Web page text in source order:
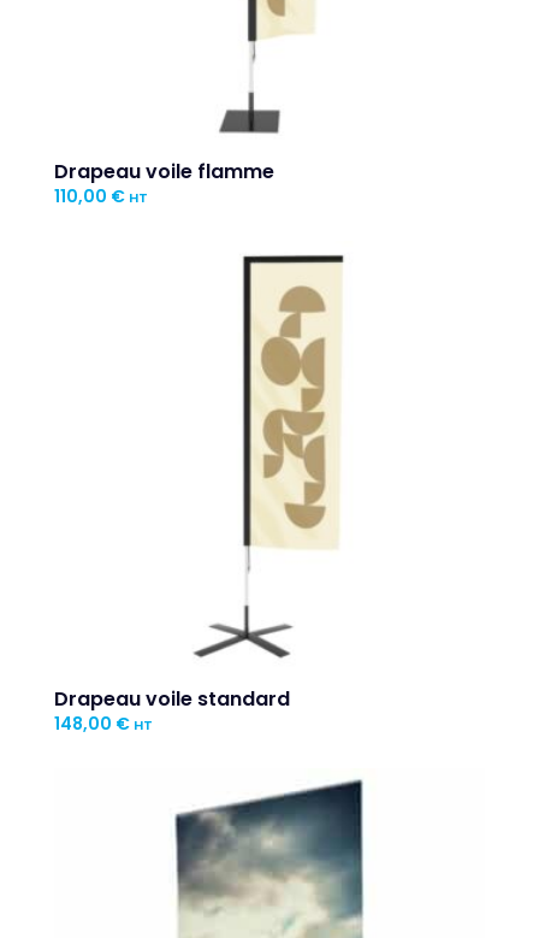
Drapeau voile flamme
110,00 € HT
Drapeau voile standard
148,00 € HT